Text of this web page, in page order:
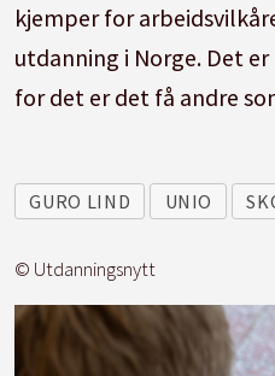
kjemper for
utdanning i Norge. Det
for det er det få andre
GURO LIND UNIO
© Utdanningsnytt